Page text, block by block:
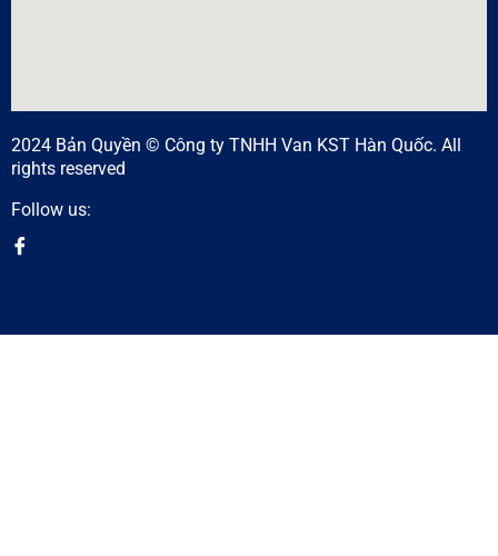
2024 Bản Quyền © Công ty TNHH Van KST Hàn Quốc. All
rights reserved
Follow us: